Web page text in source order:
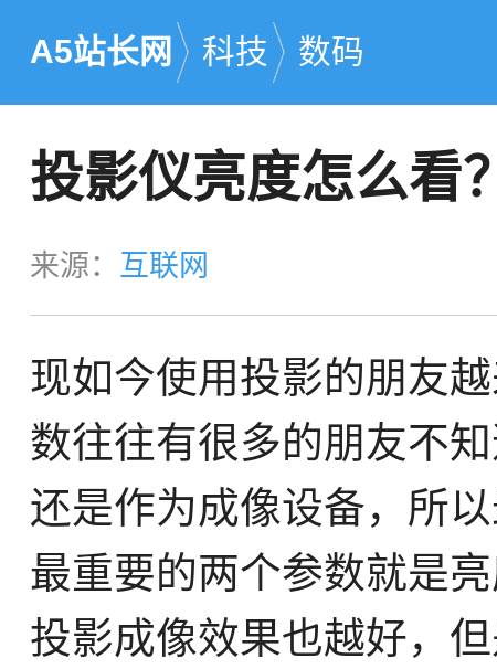
A5站长网 科技 数码
投影仪亮度怎么看
来源： 互联网
现如今使用投影的朋友
数往往有很多的朋友不
还是作为成像设备，所
最重要的两个参数就是
投影成像效果也越好，